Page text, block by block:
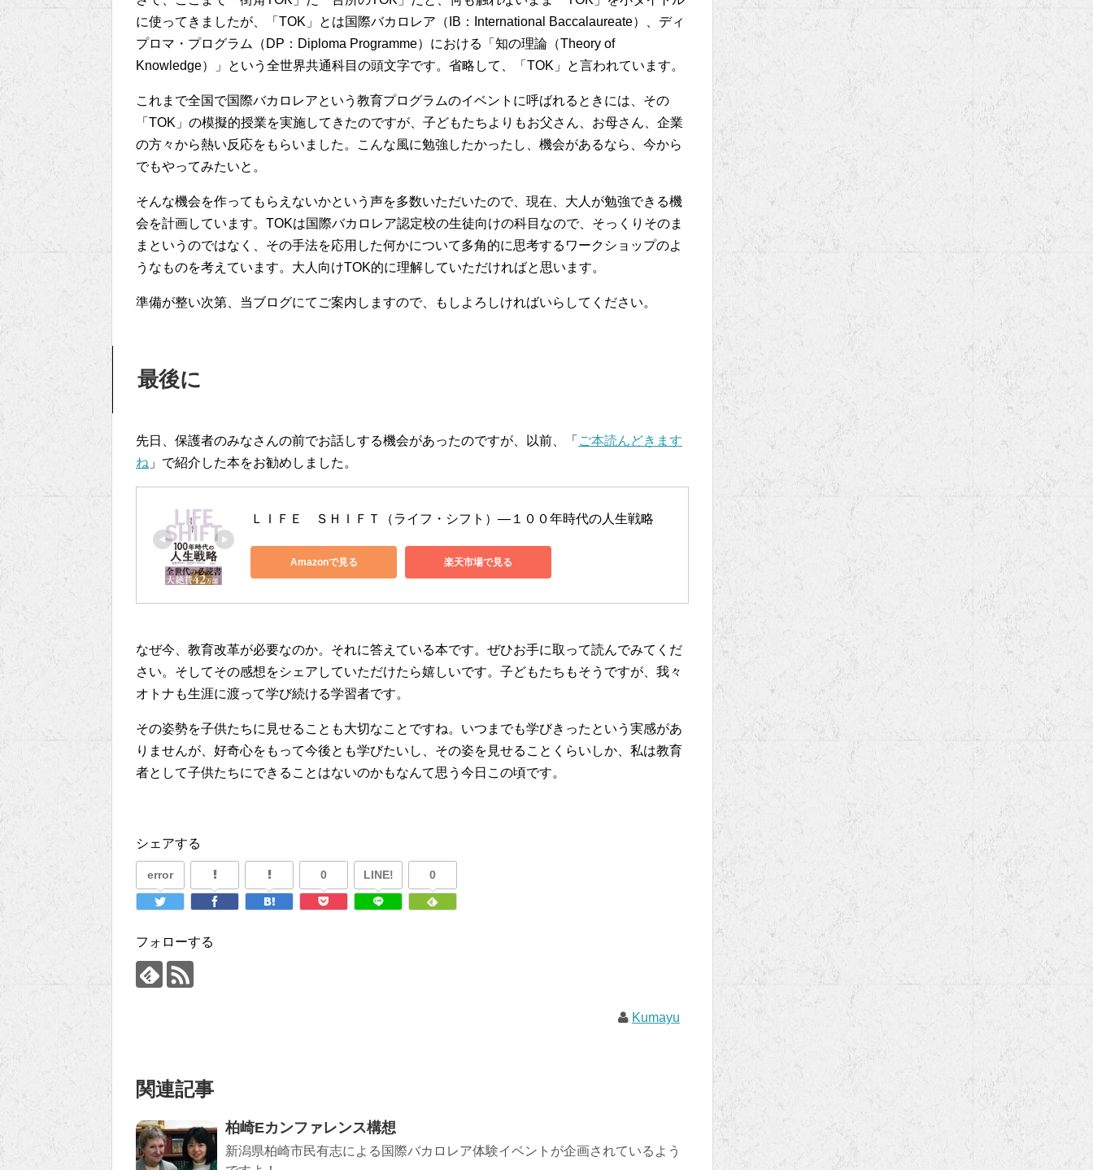
に使ってきましたが、「TOK」とは国際バカロレア（IB：International Baccalaureate）、ディ
プロマ・プログラム（DP：Diploma Programme）における「知の理論（Theory of
Knowledge）」という全世界共通科目の頭文字です。省略して、「TOK」と言われています。
これまで全国で国際バカロレアという教育プログラムのイベントに呼ばれるときには、その
「TOK」の模擬的授業を実施してきたのですが、子どもたちよりもお父さん、お母さん、企業
の方々から熱い反応をもらいました。こんな風に勉強したかったし、機会があるなら、今から
でもやってみたいと。
そんな機会を作ってもらえないかという声を多数いただいたので、現在、大人が勉強できる機
会を計画しています。TOKは国際バカロレア認定校の生徒向けの科目なので、そっくりそのま
まというのではなく、その手法を応用した何かについて多角的に思考するワークショップのよ
うなものを考えています。大人向けTOK的に理解していただければと思います。
準備が整い次第、当ブログにてご案内しますので、もしよろしければいらしてください。
最後に
先日、保護者のみなさんの前でお話しする機会があったのですが、以前、「 ご本読んどきます
ね 」で紹介した本をお勧めしました。
ＬＩＦＥ　ＳＨＩＦＴ（ライフ・シフト）―１００年時代の人生戦略
Amazonで見る 楽天市場で見る
なぜ今、教育改革が必要なのか。それに答えている本です。ぜひお手に取って読んでみてくだ
さい。そしてその感想をシェアしていただけたら嬉しいです。子どもたちもそうですが、我々
オトナも生涯に渡って学び続ける学習者です。
その姿勢を子供たちに見せることも大切なことですね。いつまでも学びきったという実感があ
りませんが、好奇心をもって今後とも学びたいし、その姿を見せることくらいしか、私は教育
者として子供たちにできることはないのかもなんて思う今日この頃です。
シェアする
error 0 LINE! 0
フォローする
Kumayu
関連記事
柏崎Eカンファレンス構想
新潟県柏崎市民有志による国際バカロレア体験イベントが企画されているよう